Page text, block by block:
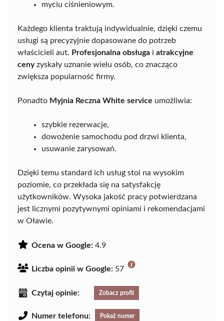
myciu ciśnieniowym.
Każdego klienta traktują indywidualnie, dzięki czemu
usługi są precyzyjnie dopasowane do potrzeb
właścicieli aut. Profesjonalna obsługa i atrakcyjne
cenyzyskały uznanie wielu osób, co znacząco
zwiększa popularność firmy.
Ponadto Myjnia Reczna White service umożliwia:
szybkie rezerwacje,
dowożenie samochodu pod drzwi klienta,
usuwanie zarysowań.
Dzięki temu standard ich usług stoi na wysokim
poziomie, co przekłada się na satysfakcję
użytkowników. Wysoka jakość pracy potwierdzana
jest licznymi pozytywnymi opiniami i rekomendacjami
w Oławie.
Ocena w Google: 4.9
Liczba opinii w Google: 57
Czytaj opinie: Zobacz profil
Numer telefonu: Pokaż numer